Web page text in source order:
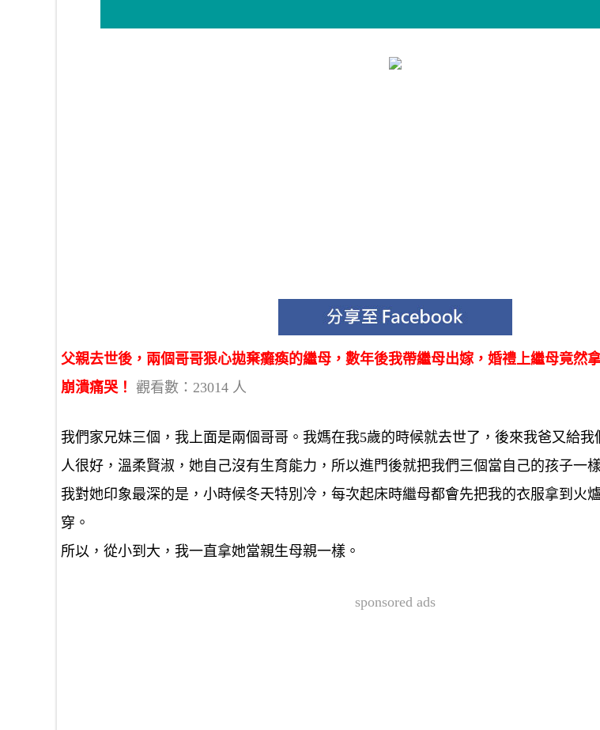
父親去世後，兩個哥哥狠心拋棄癱瘓的繼母，數年後我帶繼母出嫁，婚禮上繼母竟然
崩潰痛哭！ 觀看數：23014 人
我們家兄妹三個，我上面是兩個哥哥。我媽在我5歲的時候就去世了，後來我爸又給我
人很好，溫柔賢淑，她自己沒有生育能力，所以進門後就把我們三個當自己的孩子一
我對她印象最深的是，小時候冬天特別冷，每次起床時繼母都會先把我的衣服拿到火
穿。
所以，從小到大，我一直拿她當親生母親一樣。
sponsored ads